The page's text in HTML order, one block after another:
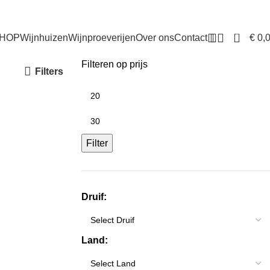
WijnhuizenWijnproeverijenOver onsContact 0 €
Filters
Filteren op prijs
Filter
Druif:
Land: